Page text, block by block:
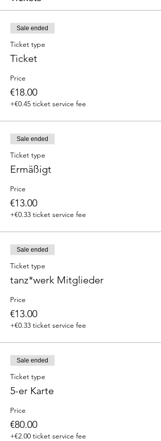
Sale ended
Ticket type
Ticket
Price
€18.00
+€0.45 ticket service fee
Sale ended
Ticket type
Ermäßigt
Price
€13.00
+€0.33 ticket service fee
Sale ended
Ticket type
tanz*werk Mitglieder
Price
€13.00
+€0.33 ticket service fee
Sale ended
Ticket type
5-er Karte
Price
€80.00
+€2.00 ticket service fee